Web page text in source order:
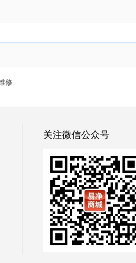
修
关注微信公众号